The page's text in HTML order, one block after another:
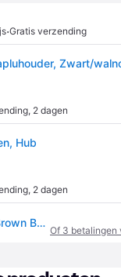
·Gratis verzending
Zwart/
, 2 dagen
Hub
, 2 dagen
Umbra Umbra Dark Brown Bellwood Umbrella Stand
Of 3 betalingen